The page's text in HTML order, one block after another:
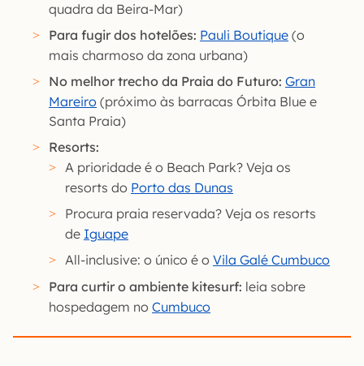
quadra da Beira-Mar)
Para fugir dos hotelões: Pauli Boutique (o
mais charmoso da zona urbana)
No melhor trecho da Praia do Futuro: Gran
Mareiro (próximo às barracas Órbita Blue e
Santa Praia)
Resorts:
A prioridade é o Beach Park? Veja os
resorts do Porto das Dunas
Procura praia reservada? Veja os resorts
de Iguape
All-inclusive: o único é o Vila Galé Cumbuco
Para curtir o ambiente kitesurf: leia sobre
hospedagem no Cumbuco